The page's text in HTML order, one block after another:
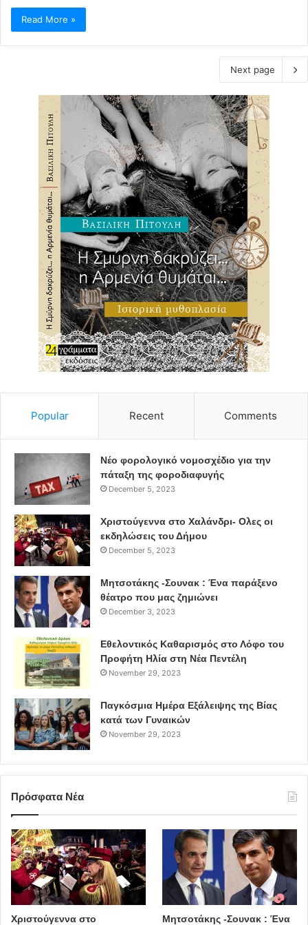
Read More »
Next page
Popular Recent Comments
Νέο φορολογικό νομοσχέδιο για την
πάταξη της φοροδιαφυγής
December 5, 2023
Χριστούγεννα στο Χαλάνδρι- Ολες οι
εκδηλώσεις του Δήμου
December 5, 2023
Μητσοτάκης -Σουνακ : Ένα παράξενο
θέατρο που μας ζημιώνει
December 3, 2023
Εθελοντικός Καθαρισμός στο Λόφο του
Προφήτη Ηλία στη Νέα Πεντέλη
November 29, 2023
Παγκόσμια Ημέρα Εξάλειψης της Βίας
κατά των Γυναικών
November 29, 2023
Πρόσφατα Νέα
Χριστούγεννα στο
Μητσοτάκης -Σουνακ : Ένα